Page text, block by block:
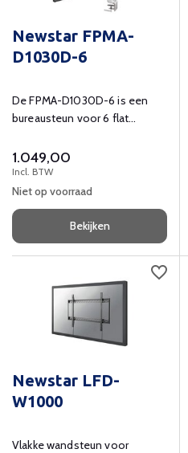
Newstar FPMA-
D1030D-6
De FPMA-D1030D-6 is een
bureausteun voor 6 flat
1.049,00
Incl. BTW
Niet op voorraad
Bekijken
Newstar LFD-
W1000
Vlakke wandsteun voor